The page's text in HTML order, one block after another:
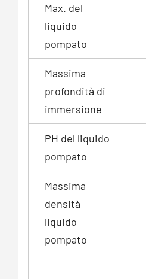
Max. del
liquido
pompato
Massima
profondità di
immersione
PH del liquido
pompato
Massima
densità
liquido
pompato